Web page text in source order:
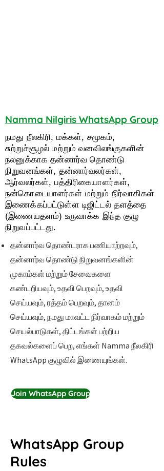
Namma Nilgiris WhatsApp Group
நமது நீலகிரி, மக்கள், சமூகம்,
சுற்றுச்சூழல் மற்றும் வனவிலங்குகளின்
நலனுக்காக தன்னார்வ தொண்டு
நிறுவனங்கள், தன்னார்வலர்கள்,
ஆர்வலர்கள், பத்திரிகையாளர்கள்,
நன்கொடையாளர்கள் மற்றும் நிர்வாகிகள்
இணைக்கப்பட்டுள்ள டிஜிட்டல் தளத்தை
(இணையதளம்) உருவாக்க இந்த குழு
நிறுவப்பட்டது.
தன்னார்வ தொண்டராக பணியாற்றவும்,
தன்னார்வ தொண்டு நிறுவனங்களின்
முகாம்கள் மற்றும் சேவைகளை
கண்டறியவும், உதவி பெறவும், உதவி
செய்யவும், ரத்தம் பெறவும், தானம்
செய்யவும், நமது மாவட்ட நிர்வாகம் மற்றும்
செயல்பாடுகள், திட்டங்கள் பற்றிய
தகவல்களைப் பெற, எங்கள் Namma நீலகிரி
WhatsApp குழுவில் இணையுங்கள்.
Join WhatsApp Group
WhatsApp Group
Rules